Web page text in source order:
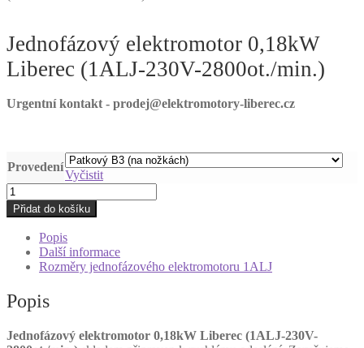
Jednofázový elektromotor 0,18kW
Liberec (1ALJ-230V-2800ot./min.)
Urgentní kontakt - prodej@elektromotory-liberec.cz
Provedení
Vyčistit
Jednofázový
elektromotor
0,18kW
Liberec
(1ALJ-
230V-
2800ot./min.)
množství
Přidat do košíku
Popis
Další informace
Rozměry jednofázového elektromotoru 1ALJ
Popis
Jednofázový elektromotor 0,18kW Liberec (1ALJ-230V-